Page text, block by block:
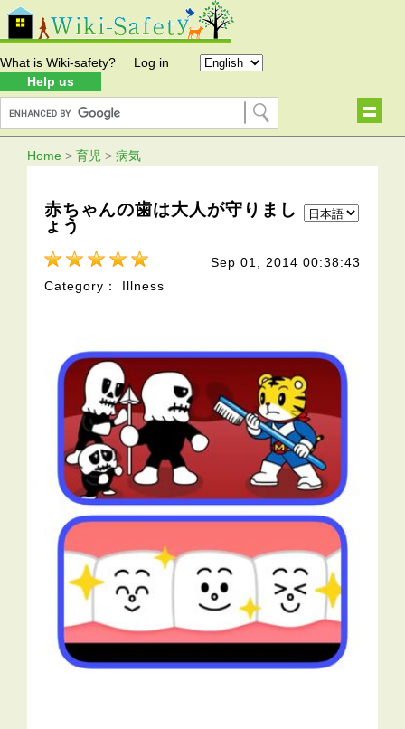
What is Wiki-safety?
Help us
Log in
Home > 育児 > 病気
赤ちゃんの歯は大人が守りまし
ょう
Sep 01, 2014 00:38:43
Category： Illness